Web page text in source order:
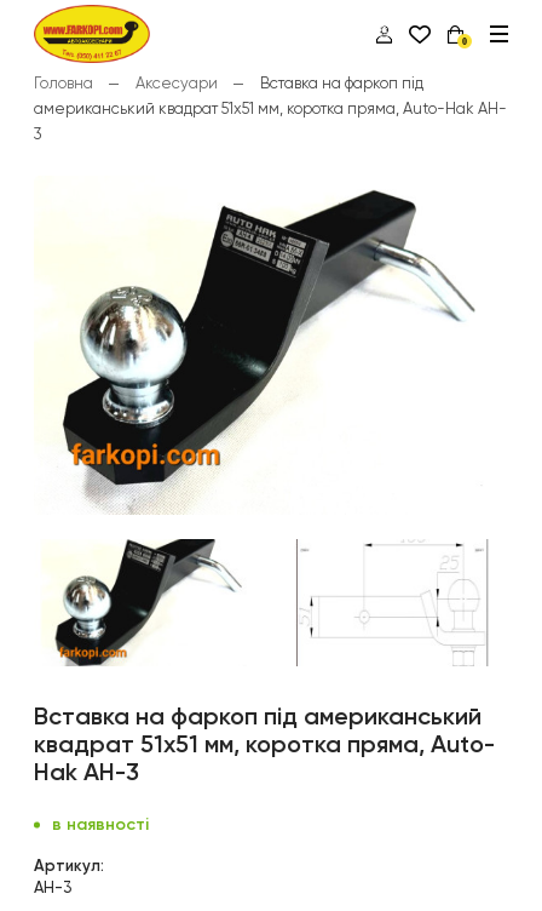
0
Головна Аксесуари
Вставка на фаркоп під
американський квадрат 51х51 мм, коротка пряма, Auto-Hak AH-
3
Вставка на фаркоп під американський
квадрат 51х51 мм, коротка пряма, Auto-
Hak AH-3
в наявності
Артикул:
AH-3